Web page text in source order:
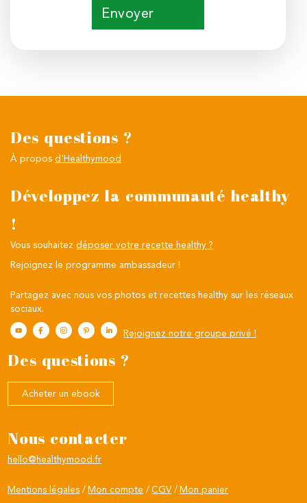
Envoyer
Des questions ?
À propos d'Healthymood
Développez la communauté healthy
!
Vous souhaitez déposer votre recette healthy ?
Rejoignez le programme ambassadeur !
Partagez avec nous vos photos et recettes healthy sur les réseaux
sociaux.
Rejoignez notre groupe privé !
Des questions ?
Acheter un ebook
Nous contacter
hello@healthymood.fr
Mentions légales Mon compte CGV Mon panier